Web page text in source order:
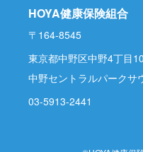
HOYA健康保険組合
〒164-8545
東京都中野区中野4丁目
中野セントラルパークサ
03-5913-2441